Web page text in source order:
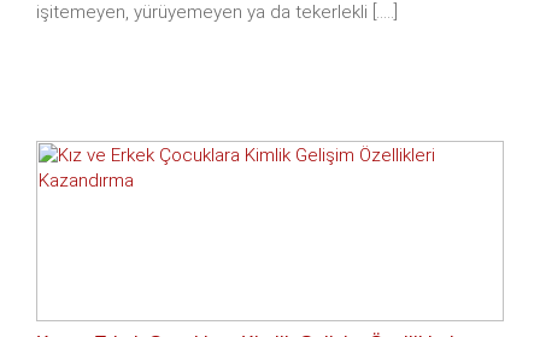
işitemeyen, yürüyemeyen ya da tekerlekli [.....]